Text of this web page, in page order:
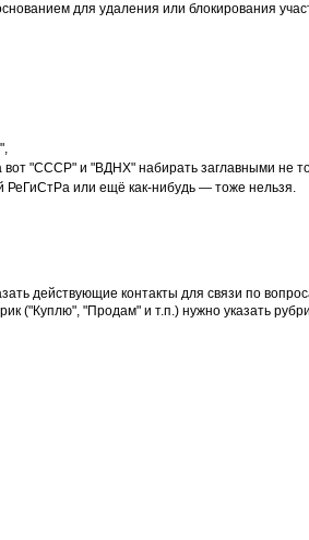
для удаления или блокирования
"СССР" и "ВДНХ" набирать заглавными не
РеГиСтРа или ещё как-нибудь — тоже нельзя.
действующие контакты для связи по
"Продам" и т.п.) нужно указать